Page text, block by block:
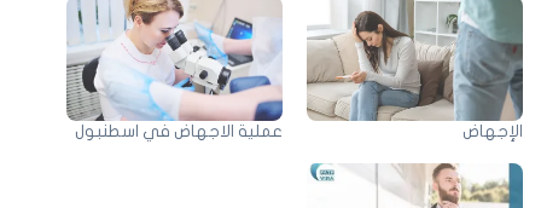
عملية الاجهاض في اسطنبول